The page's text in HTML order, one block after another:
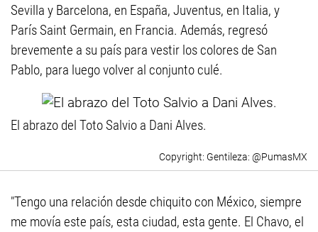
Sevilla y Barcelona, en España, Juventus, en Italia, y
París Saint Germain, en Francia. Además, regresó
brevemente a su país para vestir los colores de San
Pablo, para luego volver al conjunto culé.
El abrazo del Toto Salvio a Dani Alves.
Gentileza: @PumasMX
"Tengo una relación desde chiquito con México, siempre
me movía este país, esta ciudad, esta gente. El Chavo, el